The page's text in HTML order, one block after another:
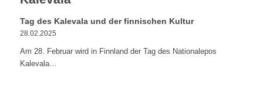
Tag des Kalevala und der finnischen Kultur
28.02.2025
Am 28. Februar wird in Finnland der Tag des Nationalepos
Kalevala…